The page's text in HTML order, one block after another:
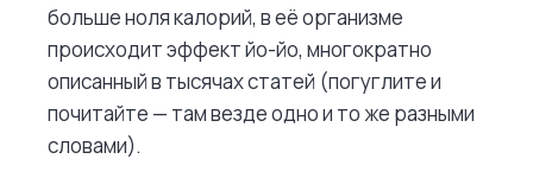
больше ноля калорий, в её организме
происходит эффект йо-йо, многократно
описанный в тысячах статей (погуглите и
почитайте — там везде одно и то же разными
словами).